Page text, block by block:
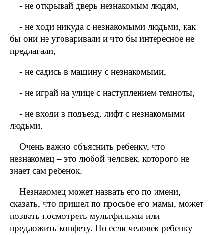
- не открывай дверь незнакомым людям,
- не ходи никуда с незнакомыми людьми, как
бы они не уговаривали и что бы интересное не
предлагали,
- не садись в машину с незнакомыми,
- не играй на улице с наступлением темноты,
- не входи в подъезд, лифт с незнакомыми
людьми.
Очень важно объяснить ребенку, что
незнакомец – это любой человек, которого не
знает сам ребенок.
Незнакомец может назвать его по имени,
сказать, что пришел по просьбе его мамы, может
позвать посмотреть мультфильмы или
предложить конфету. Но если человек ребенку